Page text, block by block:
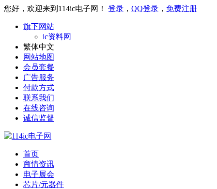
您好，欢迎来到114ic电子网！ 登录 ， QQ登录 ， 免费注册
旗下网站
ic资料网
繁体中文
网站地图
会员套餐
广告服务
付款方式
联系我们
在线咨询
诚信监督
首页
商情资讯
电子展会
芯片/元器件